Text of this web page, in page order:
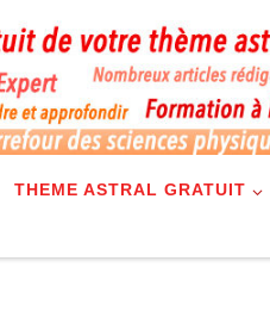
THEME ASTRAL GRATUIT